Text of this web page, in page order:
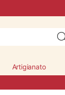
Artigianato